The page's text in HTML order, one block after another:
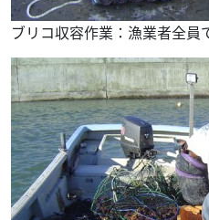
ブリコ収容作業：漁業者全員